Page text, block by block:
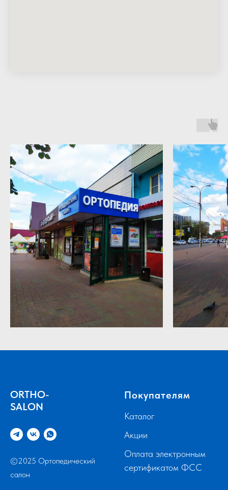
ORTHO-
SALON
©2025 Ортопедический
салон
Покупателям
Каталог
Акции
Оплата электронным
сертификатом ФСС